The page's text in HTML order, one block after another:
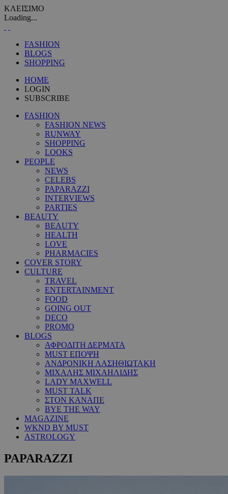
ΚΛΕΙΣΙΜΟ
Loading...
FASHION
BLOGS
SHOPPING
HOME
LOGIN
SUBSCRIBE
FASHION
FASHION NEWS
RUNWAY
SHOPPING
LOOKS
PEOPLE
NEWS
CELEBS
PAPARAZZI
INTERVIEWS
PARTIES
BEAUTY
BEAUTY
HEALTH
LOVE
PHARMACIES
COVER STORY
CULTURE
TRAVEL
ENTERTAINMENT
FOOD
GOING OUT
DECO
PROMO
BLOGS
ΑΦΡΟΔΙΤΗ ΔΕΡΜΑΤΑ
MUST ΕΠΟΨΗ
ΑΝΔΡΟΝΙΚΗ ΛΑΣΗΘΙΩΤΑΚΗ
ΜΙΧΑΛΗΣ ΜΙΧΑΗΛΙΔΗΣ
LADY MAXWELL
MUST TALK
ΣΤΟΝ ΚΑΝΑΠΕ
BYE THE WAY
MAGAZINE
WKND BY MUST
ASTROLOGY
PAPARAZZI